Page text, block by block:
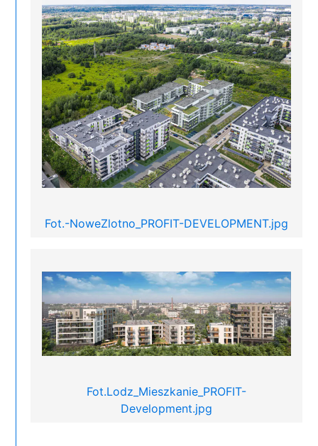
Fot.-NoweZlotno_PROFIT-DEVELOPMENT.jpg
Fot.Lodz_Mieszkanie_PROFIT-
Development.jpg